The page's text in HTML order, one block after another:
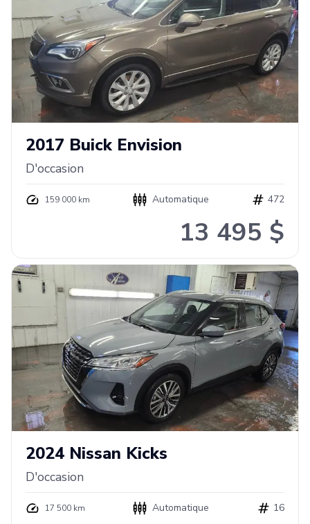
2017 Buick Envision
D'occasion
159 000 km Automatique 472
13 495 $
2024 Nissan Kicks
D'occasion
17 500 km Automatique 16